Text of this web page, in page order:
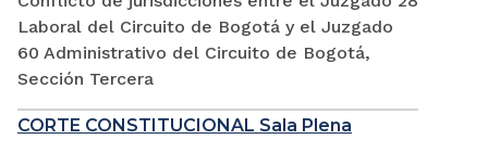
Laboral del Circuito de Bogotá y el Juzgado
60 Administrativo del Circuito de Bogotá,
Sección Tercera
CORTE CONSTITUCIONAL Sala Plena